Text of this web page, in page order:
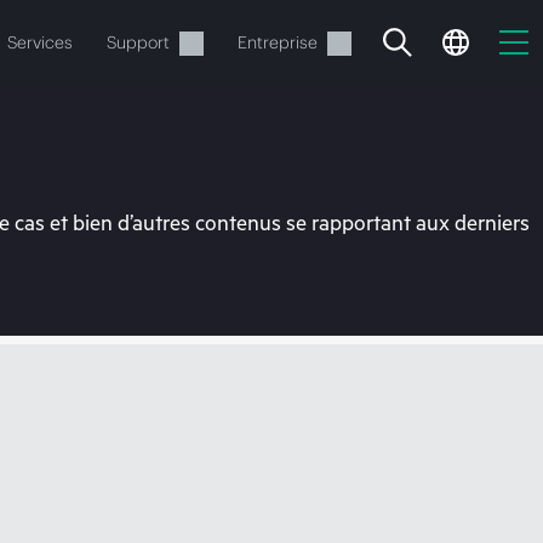
Services Support Entreprise
et bien d’autres contenus se rapportant aux derniers